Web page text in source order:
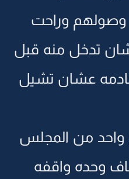
وصولهم وراحت
تدخل منه قبل
عشان تشيل
واحد من المجلس
وحده واقفه